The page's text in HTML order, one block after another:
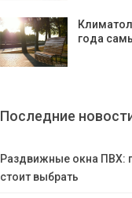
года
Последние
Раздвижные окна ПВХ:
стоит выбрать